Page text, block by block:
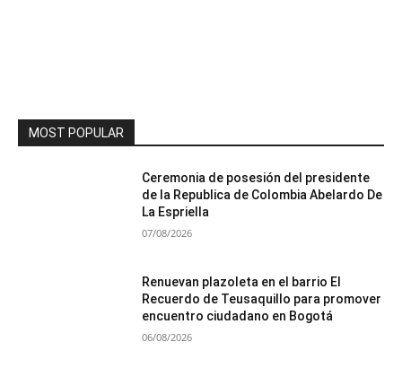
MOST POPULAR
Ceremonia de posesión del presidente
de la Republica de Colombia Abelardo De
La Espriella
07/08/2026
Renuevan plazoleta en el barrio El
Recuerdo de Teusaquillo para promover
encuentro ciudadano en Bogotá
06/08/2026